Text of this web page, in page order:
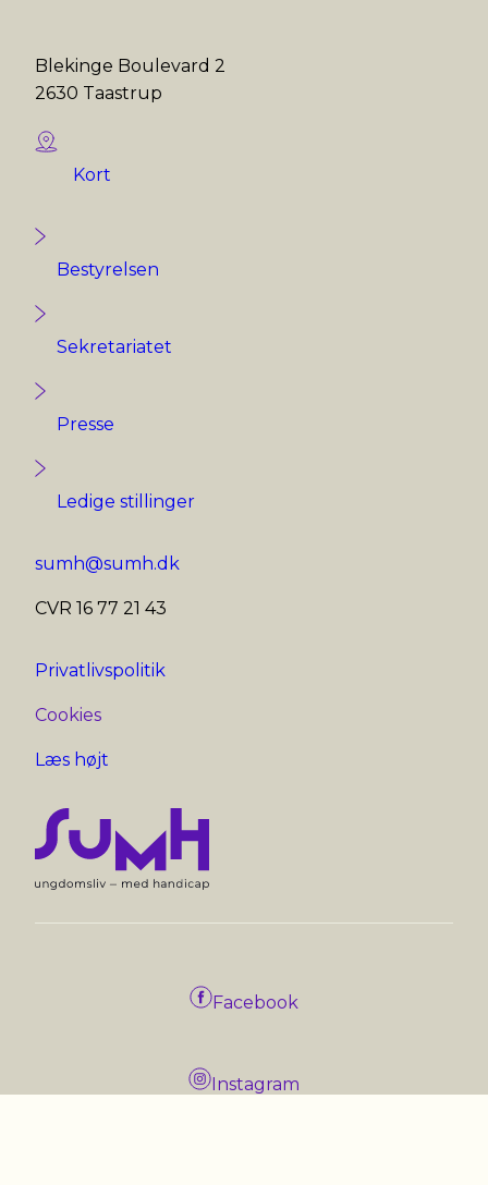
Blekinge Boulevard 2
2630 Taastrup
Kort
Bestyrelsen
Sekretariatet
Presse
Ledige stillinger
sumh@sumh.dk
CVR 16 77 21 43
Privatlivspolitik
Cookies
Læs højt
Facebook
Instagram